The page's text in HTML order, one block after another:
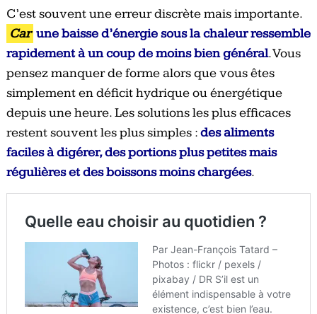
C’est souvent une erreur discrète mais importante.
Car une baisse d’énergie sous la chaleur ressemble
rapidement à un coup de moins bien général. Vous
pensez manquer de forme alors que vous êtes
simplement en déficit hydrique ou énergétique
depuis une heure. Les solutions les plus efficaces
restent souvent les plus simples :des aliments
faciles à digérer, des portions plus petites mais
régulières et des boissons moins chargées.